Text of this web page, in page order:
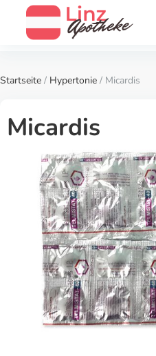
Startseite / Hypertonie / Micardis
Micardis